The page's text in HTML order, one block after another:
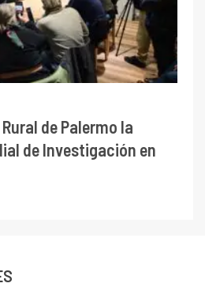
de Palermo la
de Investigación en